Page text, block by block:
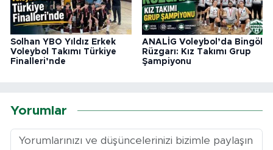
Solhan YBO Yıldız Erkek
Voleybol Takımı Türkiye
Finalleri’nde
ANALİG Voleybol’da Bingöl
Rüzgarı: Kız Takımı Grup
Şampiyonu
Yorumlar